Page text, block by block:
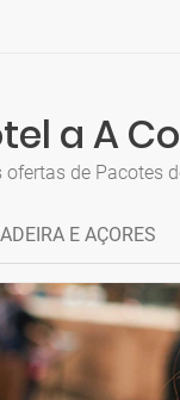
a A
de Pacotes
E AÇORES